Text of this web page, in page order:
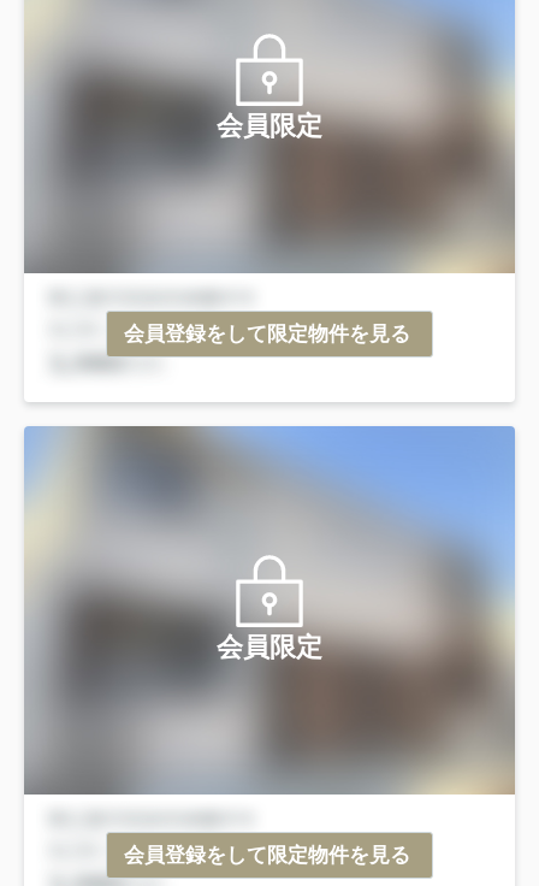
会員限定
会員登録をして限定物件を見る
会員限定
会員登録をして限定物件を見る